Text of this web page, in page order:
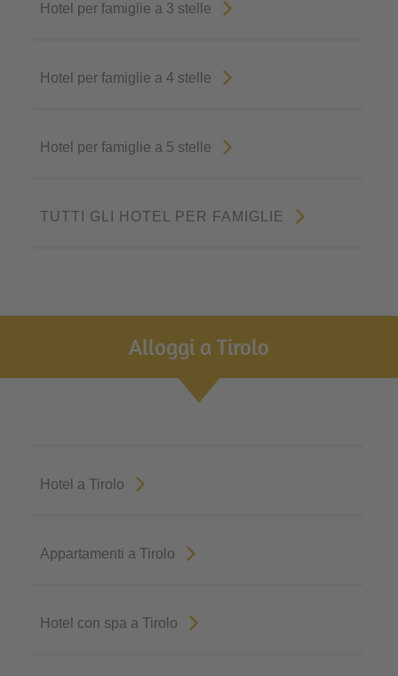
Hotel per famiglie a 3 stelle
Hotel per famiglie a 4 stelle
Hotel per famiglie a 5 stelle
TUTTI GLI HOTEL PER FAMIGLIE
Alloggi a Tirolo
Hotel a Tirolo
Appartamenti a Tirolo
Hotel con spa a Tirolo